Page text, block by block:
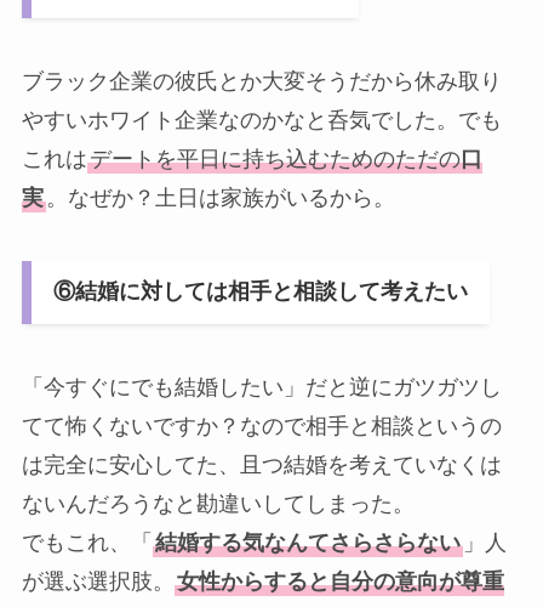
ブラック企業の彼氏とか大変そうだから休み取り
やすいホワイト企業なのかなと呑気でした。でも
これはデートを平日に持ち込むためのただの口
実。なぜか？土日は家族がいるから。
⑥結婚に対しては相手と相談して考えたい
「今すぐにでも結婚したい」だと逆にガツガツし
てて怖くないですか？なので相手と相談というの
は完全に安心してた、且つ結婚を考えていなくは
ないんだろうなと勘違いしてしまった。
でもこれ、「 結婚する気なんてさらさらない」人
が選ぶ選択肢。 女性からすると自分の意向が尊重